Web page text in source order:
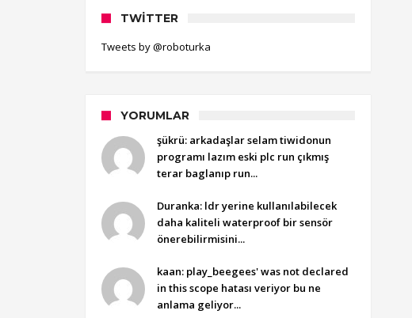
TWITTER
Tweets by @roboturka
YORUMLAR
şükrü: arkadaşlar selam tiwidonun
programı lazım eski plc run çıkmış
terar baglanıp run...
Duranka: ldr yerine kullanılabilecek
daha kaliteli waterproof bir sensör
önerebilirmisini...
kaan: play_beegees' was not declared
in this scope hatası veriyor bu ne
anlama geliyor...